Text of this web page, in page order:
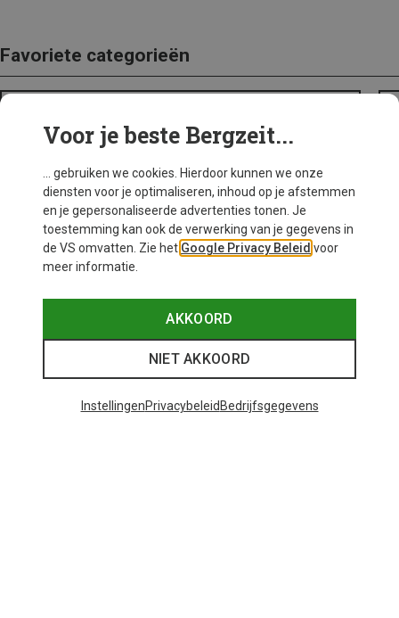
Favoriete categorieën
Voor je beste Bergzeit...
... gebruiken we cookies. Hierdoor kunnen we onze
diensten voor je optimaliseren, inhoud op je afstemmen
en je gepersonaliseerde advertenties tonen. Je
toestemming kan ook de verwerking van je gegevens in
de VS omvatten. Zie het Google Privacy Beleid voor
meer informatie.
AKKOORD
NIET AKKOORD
InstellingenPrivacybeleid Bedrijfsgegevens